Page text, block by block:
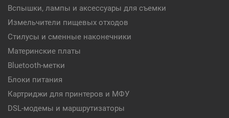
Вспышки, лампы и аксессуары для съемки
Измельчители пищевых отходов
Стилусы и сменные наконечники
Материнские платы
Bluetooth-метки
Блоки питания
Картриджи для принтеров и МФУ
DSL-модемы и маршрутизаторы